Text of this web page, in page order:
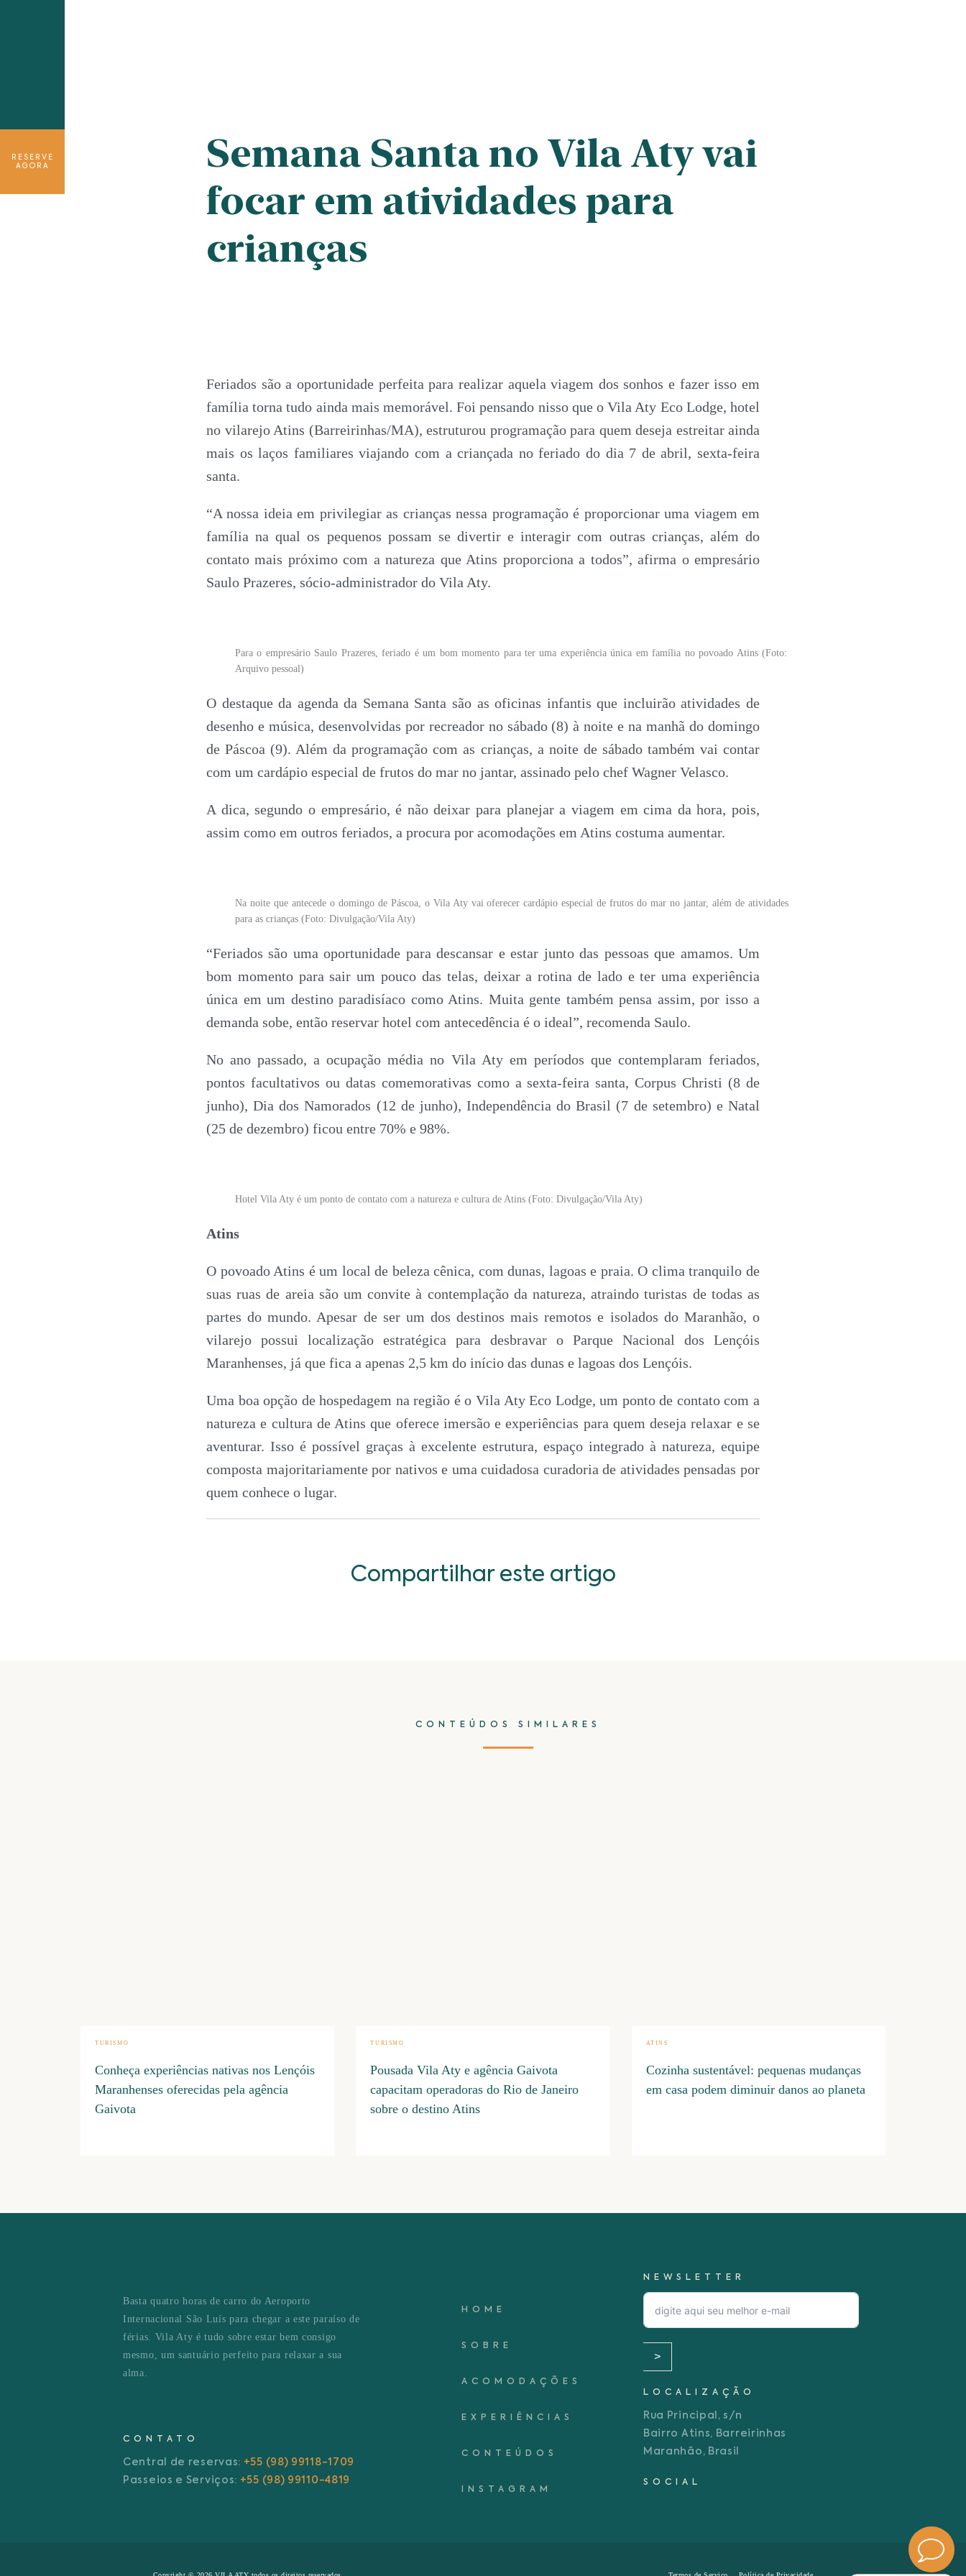
RESERVE
AGORA
Semana Santa no Vila Aty vai
focar em atividades para
crianças
Feriados são a oportunidade perfeita para realizar aquela viagem dos sonhos e fazer isso em
família torna tudo ainda mais memorável. Foi pensando nisso que o Vila Aty Eco Lodge, hotel
no vilarejo Atins (Barreirinhas/MA), estruturou programação para quem deseja estreitar ainda
mais os laços familiares viajando com a criançada no feriado do dia 7 de abril, sexta-feira
santa.
“A nossa ideia em privilegiar as crianças nessa programação é proporcionar uma viagem em
família na qual os pequenos possam se divertir e interagir com outras crianças, além do
contato mais próximo com a natureza que Atins proporciona a todos”, afirma o empresário
Saulo Prazeres, sócio-administrador do Vila Aty.
Para o empresário Saulo Prazeres, feriado é um bom momento para ter uma experiência única em família no povoado Atins (Foto:
Arquivo pessoal)
O destaque da agenda da Semana Santa são as oficinas infantis que incluirão atividades de
desenho e música, desenvolvidas por recreador no sábado (8) à noite e na manhã do domingo
de Páscoa (9). Além da programação com as crianças, a noite de sábado também vai contar
com um cardápio especial de frutos do mar no jantar, assinado pelo chef Wagner Velasco.
A dica, segundo o empresário, é não deixar para planejar a viagem em cima da hora, pois,
assim como em outros feriados, a procura por acomodações em Atins costuma aumentar.
Na noite que antecede o domingo de Páscoa, o Vila Aty vai oferecer cardápio especial de frutos do mar no jantar, além de atividades
para as crianças (Foto: Divulgação/Vila Aty)
“Feriados são uma oportunidade para descansar e estar junto das pessoas que amamos. Um
bom momento para sair um pouco das telas, deixar a rotina de lado e ter uma experiência
única em um destino paradisíaco como Atins. Muita gente também pensa assim, por isso a
demanda sobe, então reservar hotel com antecedência é o ideal”, recomenda Saulo.
No ano passado, a ocupação média no Vila Aty em períodos que contemplaram feriados,
pontos facultativos ou datas comemorativas como a sexta-feira santa, Corpus Christi (8 de
junho), Dia dos Namorados (12 de junho), Independência do Brasil (7 de setembro) e Natal
(25 de dezembro) ficou entre 70% e 98%.
Hotel Vila Aty é um ponto de contato com a natureza e cultura de Atins (Foto: Divulgação/Vila Aty)
Atins
O povoado Atins é um local de beleza cênica, com dunas, lagoas e praia. O clima tranquilo de
suas ruas de areia são um convite à contemplação da natureza, atraindo turistas de todas as
partes do mundo. Apesar de ser um dos destinos mais remotos e isolados do Maranhão, o
vilarejo possui localização estratégica para desbravar o Parque Nacional dos Lençóis
Maranhenses, já que fica a apenas 2,5 km do início das dunas e lagoas dos Lençóis.
Uma boa opção de hospedagem na região é o Vila Aty Eco Lodge, um ponto de contato com a
natureza e cultura de Atins que oferece imersão e experiências para quem deseja relaxar e se
aventurar. Isso é possível graças à excelente estrutura, espaço integrado à natureza, equipe
composta majoritariamente por nativos e uma cuidadosa curadoria de atividades pensadas por
quem conhece o lugar.
Compartilhar este artigo
CONTEÚDOS SIMILARES
TURISMO
Conheça experiências nativas nos Lençóis
Maranhenses oferecidas pela agência
Gaivota
TURISMO
Pousada Vila Aty e agência Gaivota
capacitam operadoras do Rio de Janeiro
sobre o destino Atins
ATINS
Cozinha sustentável: pequenas mudanças
em casa podem diminuir danos ao planeta
Basta quatro horas de carro do Aeroporto
Internacional São Luís para chegar a este paraíso de
férias. Vila Aty é tudo sobre estar bem consigo
mesmo, um santuário perfeito para relaxar a sua
alma.
CONTATO
Central de reservas: +55 (98) 99118-1709
Passeios e Serviços: +55 (98) 99110-4819
HOME
SOBRE
ACOMODAÇÕES
EXPERIÊNCIAS
CONTEÚDOS
INSTAGRAM
NEWSLETTER
>
LOCALIZAÇÃO
Rua Principal, s/n
Bairro Atins, Barreirinhas
Maranhão, Brasil
SOCIAL